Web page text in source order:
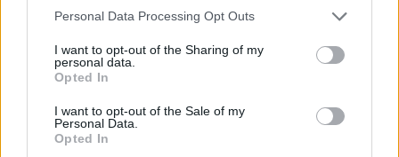
Please note that this website/app uses one or more Google
not limited to your visit or usage behaviour. You may click to
grant or deny consent to Google and its third-party tags to
use your data for below specified purposes in below Google
consent section.
Personal Data Processing Opt Outs
I want to opt-out of the Sharing of my
personal data.
Opted In
I want to opt-out of the Sale of my
Personal Data.
Opted In
a Roszatom szakemberei a távoli
Az USA után a britek sem írják alá